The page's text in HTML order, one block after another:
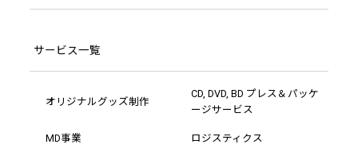
サービス一覧
オリジナルグッズ制作
CD, DVD, BD プレス＆パッケ
ージサービス
MD事業 ロジスティクス